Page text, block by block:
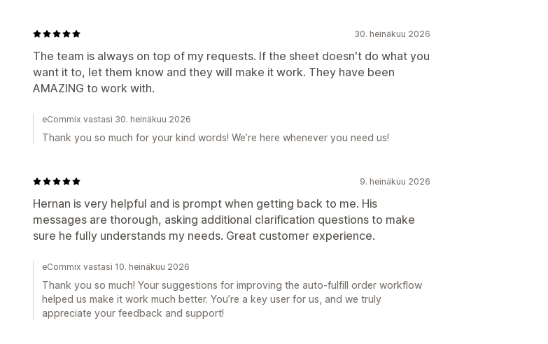
30. heinäkuu 2026
The team is always on top of my requests. If the sheet doesn't do what you
want it to, let them know and they will make it work. They have been
AMAZING to work with.
eCommix vastasi 30. heinäkuu 2026
Thank you so much for your kind words! We’re here whenever you need us!
9. heinäkuu 2026
Hernan is very helpful and is prompt when getting back to me. His
messages are thorough, asking additional clarification questions to make
sure he fully understands my needs. Great customer experience.
eCommix vastasi 10. heinäkuu 2026
Thank you so much! Your suggestions for improving the auto-fulfill order workflow
helped us make it work much better. You’re a key user for us, and we truly
appreciate your feedback and support!